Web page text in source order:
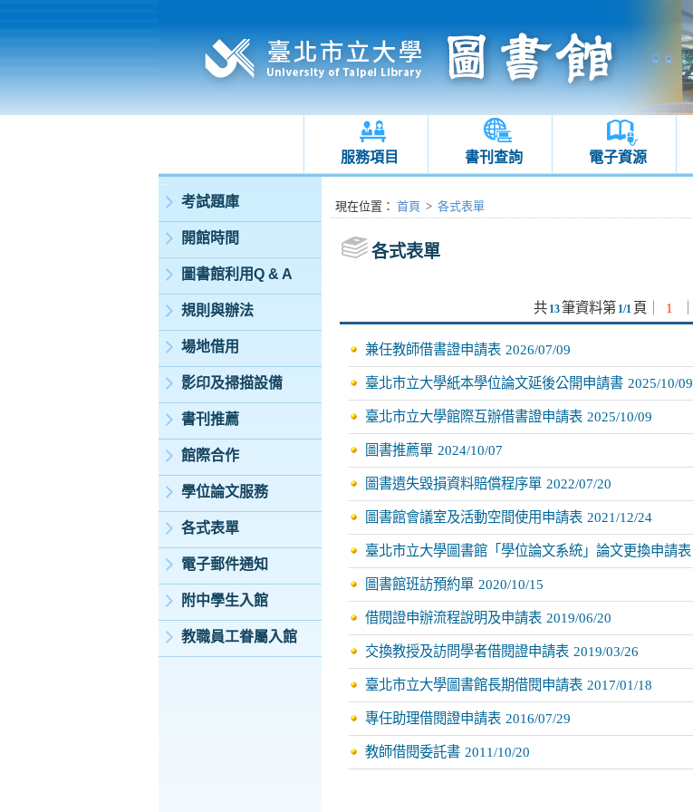
服務項目 書刊查詢 電子資源
:::
考試題庫
開館時間
圖書館利用Q & A
規則與辦法
場地借用
影印及掃描設備
書刊推薦
館際合作
學位論文服務
各式表單
電子郵件通知
附中學生入館
教職員工眷屬入館
:::現在位置 ： 首頁 > 各式表單
各式表單
共 13筆資料第 1/1 頁 1
兼任教師借書證申請表 2026/07/09
臺北市立大學紙本學位論文延後公開申請書 2025/10/09
臺北市立大學館際互辦借書證申請表 2025/10/09
圖書推薦單 2024/10/07
圖書遺失毀損資料賠償程序單 2022/07/20
圖書館會議室及活動空間使用申請表 2021/12/24
臺北市立大學圖書館「學位論文系統」論文更換申請表
圖書館班訪預約單 2020/10/15
借閱證申辦流程說明及申請表 2019/06/20
交換教授及訪問學者借閱證申請表 2019/03/26
臺北市立大學圖書館長期借閱申請表 2017/01/18
專任助理借閱證申請表 2016/07/29
教師借閱委託書 2011/10/20